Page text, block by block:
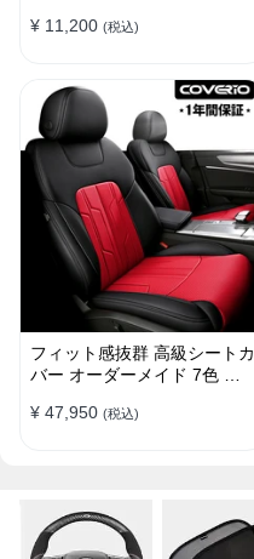
38CM
¥ 11,200 (税込)
フィット感抜群 高級シートカ
バー オーダーメイド 7色 防
ト
¥ 47,950 (税込)